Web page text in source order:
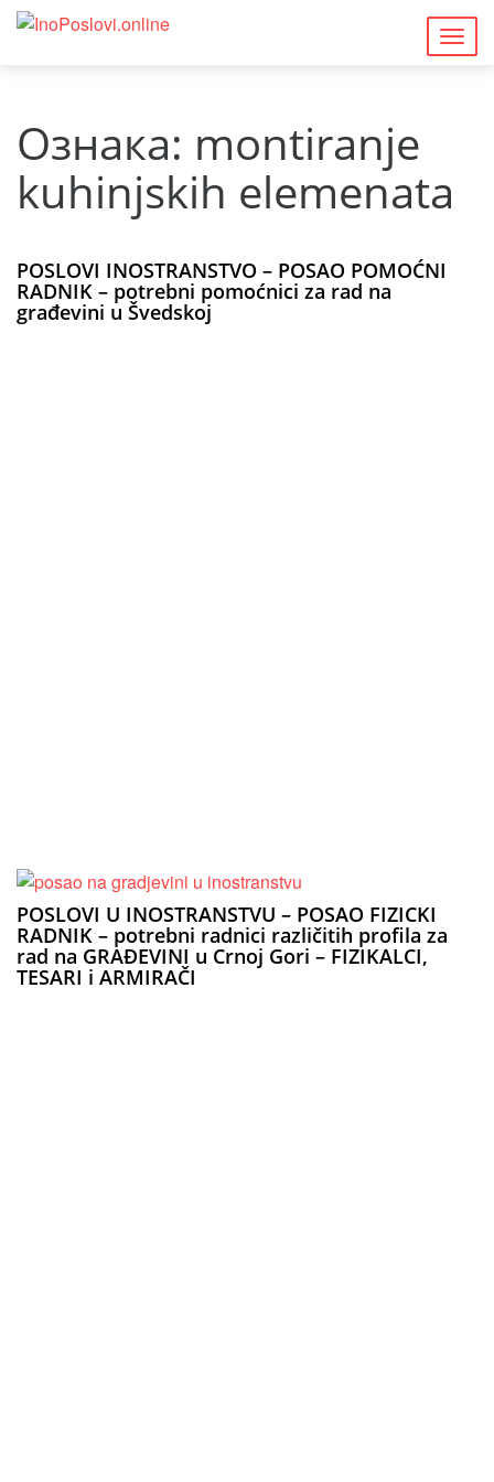
Ознака: montiranje
kuhinjskih elemenata
POSLOVI INOSTRANSTVO – POSAO POMOĆNI
RADNIK – potrebni pomoćnici za rad na
građevini u Švedskoj
POSLOVI U INOSTRANSTVU – POSAO FIZICKI
RADNIK – potrebni radnici različitih profila za
rad na GRAĐEVINI u Crnoj Gori – FIZIKALCI,
TESARI i ARMIRAČI